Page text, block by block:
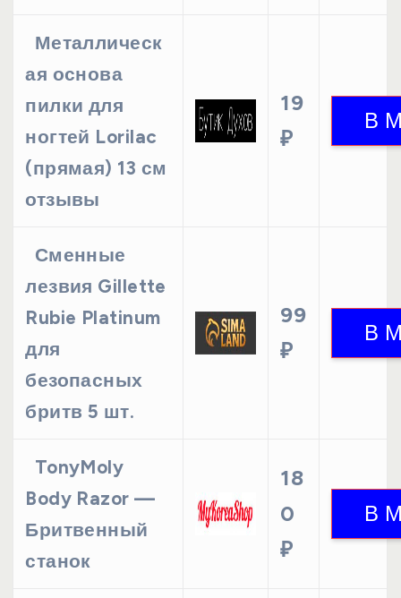
Металлическ
ая основа
пилки для
ногтей Lorilac
(прямая) 13 см
отзывы
19
₽
Сменные
лезвия Gillette
Rubie Platinum
для
безопасных
бритв 5 шт.
99
₽
TonyMoly
Body Razor —
Бритвенный
станок
18
0
₽